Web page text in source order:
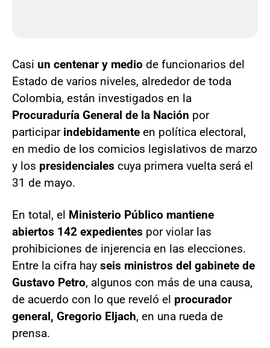
Casi un centenar y medio de funcionarios del
Estado de varios niveles, alrededor de toda
Colombia, están investigados en la
Procuraduría General de la Nación por
participar indebidamente en política electoral,
en medio de los comicios legislativos de marzo
y los presidenciales cuya primera vuelta será el
31 de mayo.
En total, el Ministerio Público mantiene
abiertos 142 expedientes por violar las
prohibiciones de injerencia en las elecciones.
Entre la cifra hay seis ministros del gabinete de
Gustavo Petro, algunos con más de una causa,
de acuerdo con lo que reveló el procurador
general, Gregorio Eljach, en una rueda de
prensa.